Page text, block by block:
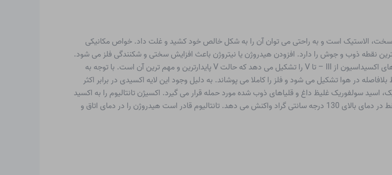
الاستیک است و به راحتی می توان آن را به شکل خالص خود کشید و غلت داد. خواص مکانیکی
نقطه ذوب و جوش را دارد. افزودن هیدروژن یا نیتروژن باعث افزایش سختی و شکنندگی فلز می شود.
تانتالیوم متعلق به گروه وانادیوم است. در ترکیبات خود تقریباً تمام حالت های اکسیداسیون از III – تا V را تشکیل می دهد که حالت V پایدارترین و مهم ترین آن است. با توجه به
در هوا تشکیل می شود و فلز را کاملا می پوشاند. به دلیل وجود این لایه اکسیدی در برابر اکثر
اسید سولفوریک غلیظ داغ و قلیاهای ذوب شده مورد حمله قرار می گیرد. اکسیژن تانتالیوم را به اکسید
تانتالیوم (V) اکسید می کند. با فلوئور در دمای اتاق و با کلر، برم و گوگرد فقط در دمای بالای 130 درجه سانتی گراد واکنش می دهد. تانتالیوم قادر است هیدروژن را در دمای اتاق و